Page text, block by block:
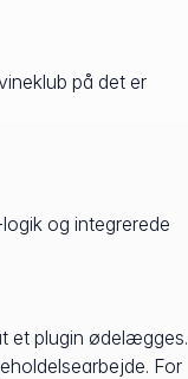
på det er
og integrerede
et plugin ødelægges.
For